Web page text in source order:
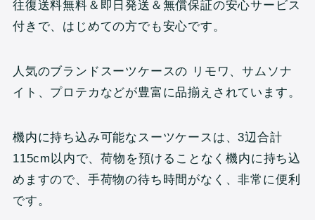
往復送料無料＆即日発送＆無償保証の安心サービス
付きで、はじめての方でも安心です。
人気のブランドスーツケースの リモワ、サムソナ
イト、プロテカなどが豊富に品揃えされています。
機内に持ち込み可能なスーツケースは、3辺合計
115cm以内で、荷物を預けることなく機内に持ち込
めますので、手荷物の待ち時間がなく、非常に便利
です。